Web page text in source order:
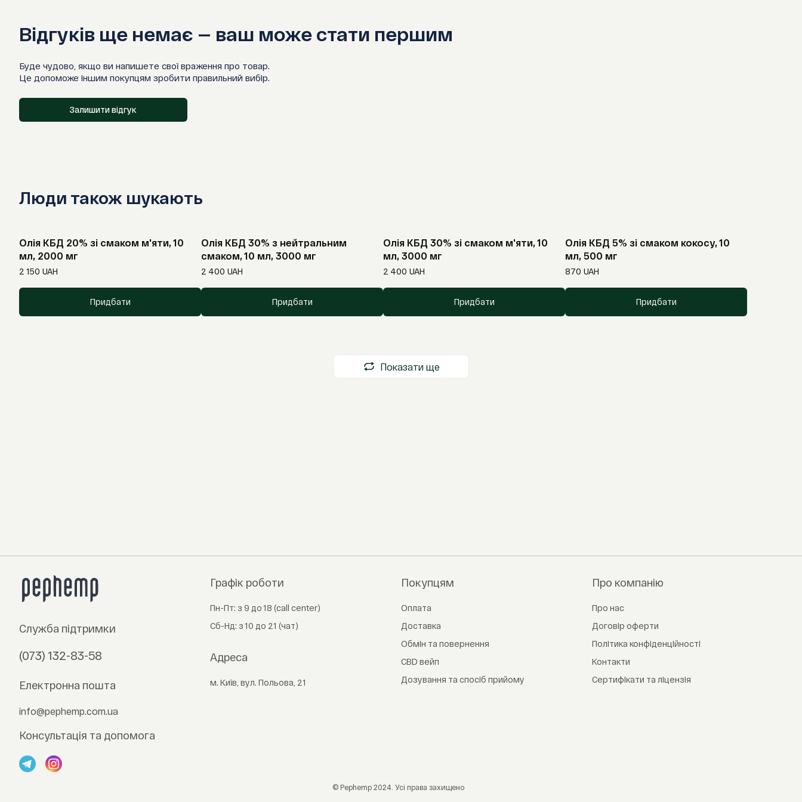
Відгуків ще немає — ваш може стати першим
Буде чудово, якщо ви напишете свої враження про товар.
Це допоможе іншим покупцям зробити правильний вибір.
Залишити відгук
Люди також шукають
Олія КБД 20% зі смаком м'яти, 10
мл, 2000 мг
2 150 UAH
Придбати
Олія КБД 30% з нейтральним
смаком, 10 мл, 3000 мг
2 400 UAH
Придбати
Олія КБД 30% зі смаком м'яти, 10
мл, 3000 мг
2 400 UAH
Придбати
Олія КБД 5% зі смаком кокосу, 10
мл, 500 мг
870 UAH
Придбати
Показати ще
Служба підтримки
(073) 132-83-58
Електронна пошта
info@pephemp.com.ua
Консультація та допомога
Графік роботи
Пн-Пт: з 9 до 18 (call center)
Сб-Нд: з 10 до 21 (чат)
Адреса
м. Київ, вул. Польова, 21
Покупцям
Оплата
Доставка
Обмін та повернення
CBD вейп
Дозування та спосіб прийому
Про компанію
Про нас
Договір оферти
Політика конфіденційності
Контакти
Сертифікати та ліцензія
© Pephemp 2024. Усі права захищено